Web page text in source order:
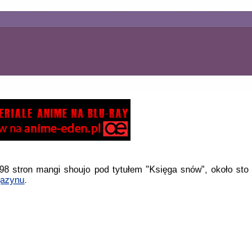
stron mangi shoujo pod tytułem "Księga snów", około sto